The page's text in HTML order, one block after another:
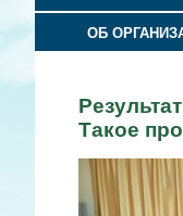
ОБ
Такое